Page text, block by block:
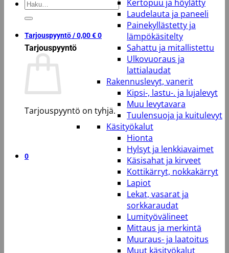
Etsi:
Tarjouspyyntö /0,00€0
Tarjouspyyntö
Tarjouspyyntö on tyhjä.
0
Kertopuu ja höylätty
Laudelauta ja paneeli
Painekyllästetty ja
lämpökäsitelty
Sahattu ja mitallistettu
Ulkovuoraus ja
lattialaudat
Rakennuslevyt, vanerit
Kipsi-, lastu-. ja lujalevyt
Muu levytavara
Tuulensuoja ja kuitulevyt
Käsityökalut
Hionta
Hylsyt ja lenkkiavaimet
Käsisahat ja kirveet
Kottikärryt, nokkakärryt
Lapiot
Lekat, vasarat ja
sorkkaraudat
Lumityövälineet
Mittaus ja merkintä
Muuraus- ja laatoitus
Muut käsityökalut